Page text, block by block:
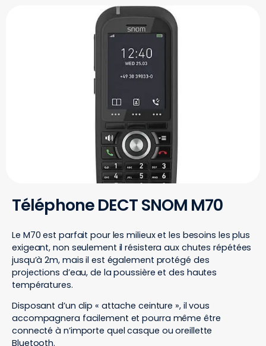
Téléphone DECT SNOM M70
Le M70 est parfait pour les milieux et les besoins les plus
exigeant, non seulement il résistera aux chutes répétées
jusqu’à 2m, mais il est également protégé des
projections d’eau, de la poussière et des hautes
températures.
Disposant d’un clip « attache ceinture », il vous
accompagnera facilement et pourra même être
connecté à n’importe quel casque ou oreillette
Bluetooth.